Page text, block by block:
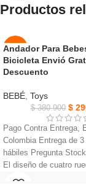
olvidar de perder sus
espera prolongado.
Puede registrar hasta
dactilares para uso
El tiempo de
de huellas dactilares
Productos
-24%
NUEVO
Andador Para
Bicicleta Envió
Descuento
BEBÉ Toys
$380.900 $
Pago Contra Entrega,
Colombia Entrega de
hábiles Pregunta Stock
El diseño de cuatro
estable, las bolsas son